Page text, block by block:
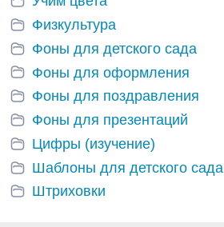
Физкультура
Фоны для детского сада
Фоны для оформления
Фоны для поздравления
Фоны для презентаций
Цифры (изучение)
Шаблоны для детского сада
Штриховки